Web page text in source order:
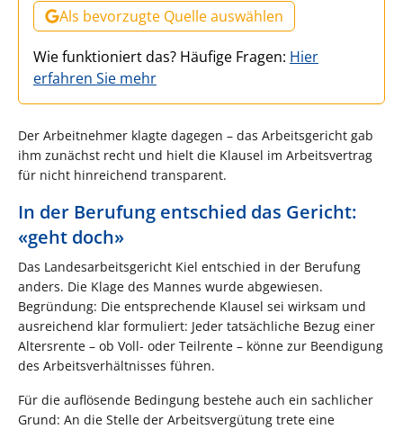
Als bevorzugte Quelle auswählen
Wie funktioniert das? Häufige Fragen: Hier
erfahren Sie mehr
Der Arbeitnehmer klagte dagegen – das Arbeitsgericht gab
ihm zunächst recht und hielt die Klausel im Arbeitsvertrag
für nicht hinreichend transparent.
In der Berufung entschied das Gericht:
«geht doch»
Das Landesarbeitsgericht Kiel entschied in der Berufung
anders. Die Klage des Mannes wurde abgewiesen.
Begründung: Die entsprechende Klausel sei wirksam und
ausreichend klar formuliert: Jeder tatsächliche Bezug einer
Altersrente – ob Voll- oder Teilrente – könne zur Beendigung
des Arbeitsverhältnisses führen.
Für die auflösende Bedingung bestehe auch ein sachlicher
Grund: An die Stelle der Arbeitsvergütung trete eine